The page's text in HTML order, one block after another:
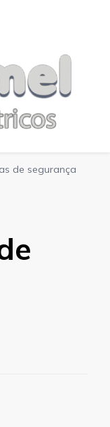
de segurança